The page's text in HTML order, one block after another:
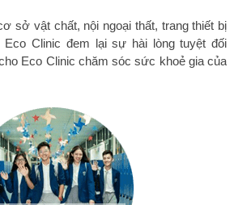
sở vật chất, nội ngoại thất, trang thiết bị
Eco Clinic đem lại sự hài lòng tuyệt đối
Eco Clinic chăm sóc sức khoẻ gia của